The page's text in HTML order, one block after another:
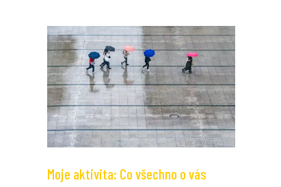
Moje aktivita: Co všechno o vás